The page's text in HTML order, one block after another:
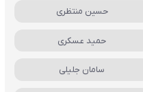
حسین منتظری
حمید عسکری
سامان جلیلی